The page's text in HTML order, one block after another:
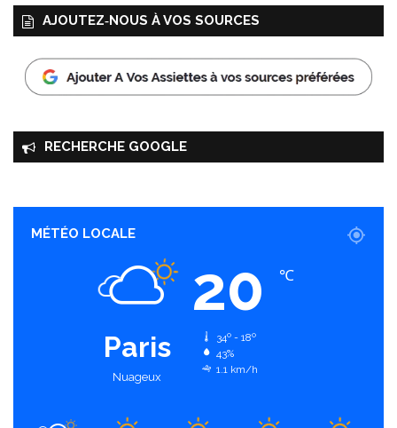
AJOUTEZ‑NOUS À VOS SOURCES
RECHERCHE GOOGLE
MÉTÉO LOCALE
Paris
Nuageux
20 ℃
34º - 18º
43%
1.1 km/h